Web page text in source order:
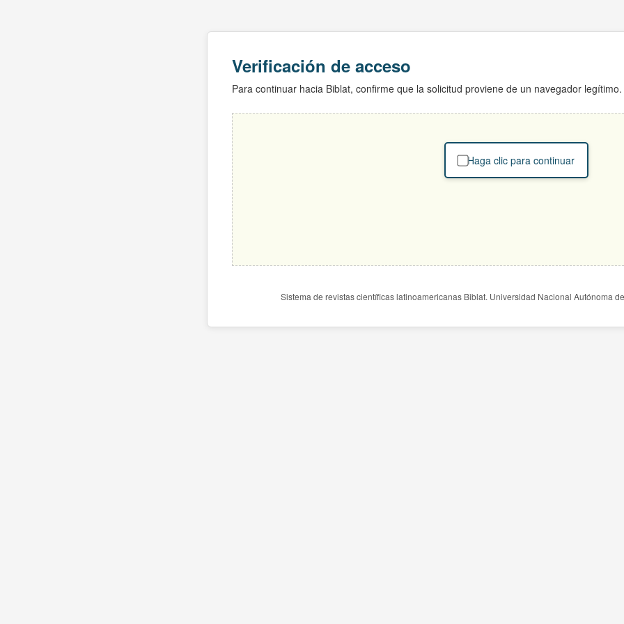
Verificación de acceso
Para continuar hacia Biblat, confirme que la solicitud proviene de un navegador legítimo.
Haga clic para continuar
Sistema de revistas científicas latinoamericanas Biblat. Universidad Nacional Autónoma